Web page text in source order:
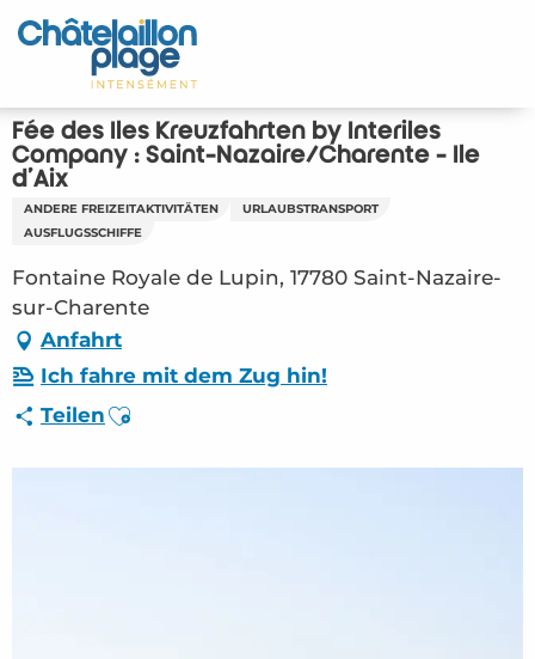
Aller
au
principal
Startseite - DE
Entdecken Sie
Aktivitäten
Zu leben
Treffpunkt
Ihr Aufenthalt - DE
LOI – Fée des Îles Kreuzfahrten by Interîles
Company : Saint-Nazaire/Charente – Île d’Aix
Fée des Îles Kreuzfahrten by Interîles
Company : Saint-Nazaire/Charente - Île
d'Aix
ANDERE FREIZEITAKTIVITÄTEN
URLAUBSTRANSPORT
AUSFLUGSSCHIFFE
Fontaine Royale de Lupin, 17780 Saint-Nazaire-
sur-Charente
Anfahrt
Ich fahre mit dem Zug hin!
Teilen Ajouter aux favoris